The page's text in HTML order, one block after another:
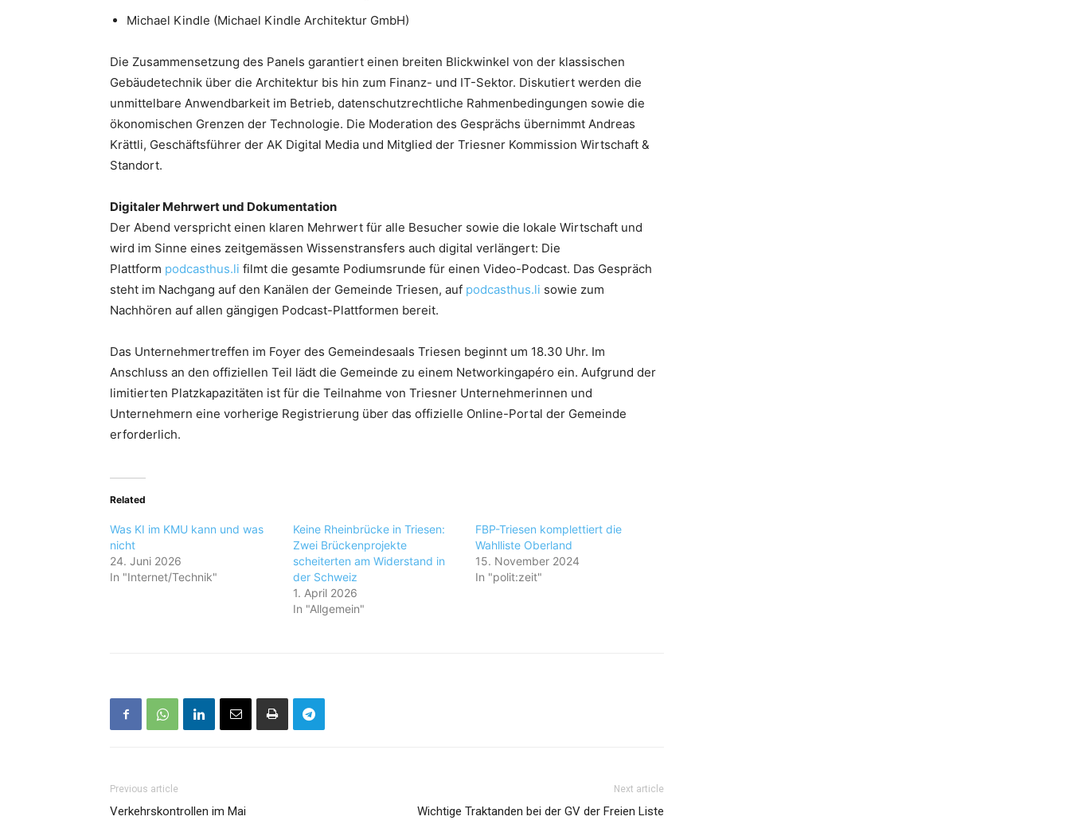
Michael Kindle (Michael Kindle Architektur GmbH)
Die Zusammensetzung des Panels garantiert einen breiten Blickwinkel von der klassischen
Gebäudetechnik über die Architektur bis hin zum Finanz- und IT-Sektor. Diskutiert werden die
unmittelbare Anwendbarkeit im Betrieb, datenschutzrechtliche Rahmenbedingungen sowie die
ökonomischen Grenzen der Technologie. Die Moderation des Gesprächs übernimmt Andreas
Krättli, Geschäftsführer der AK Digital Media und Mitglied der Triesner Kommission Wirtschaft &
Standort.
Digitaler Mehrwert und Dokumentation
Der Abend verspricht einen klaren Mehrwert für alle Besucher sowie die lokale Wirtschaft und
wird im Sinne eines zeitgemässen Wissenstransfers auch digital verlängert: Die
Plattform podcasthus.li filmt die gesamte Podiumsrunde für einen Video-Podcast. Das Gespräch
steht im Nachgang auf den Kanälen der Gemeinde Triesen, auf podcasthus.li sowie zum
Nachhören auf allen gängigen Podcast-Plattformen bereit.
Das Unternehmertreffen im Foyer des Gemeindesaals Triesen beginnt um 18.30 Uhr. Im
Anschluss an den offiziellen Teil lädt die Gemeinde zu einem Networkingapéro ein. Aufgrund der
limitierten Platzkapazitäten ist für die Teilnahme von Triesner Unternehmerinnen und
Unternehmern eine vorherige Registrierung über das offizielle Online-Portal der Gemeinde
erforderlich.
Related
Was KI im KMU kann und was
nicht
24. Juni 2026
In "Internet/Technik"
Keine Rheinbrücke in Triesen:
Zwei Brückenprojekte
scheiterten am Widerstand in
der Schweiz
1. April 2026
In "Allgemein"
FBP-Triesen komplettiert die
Wahlliste Oberland
15. November 2024
In "polit:zeit"
Previous article
Verkehrskontrollen im Mai
Next article
Wichtige Traktanden bei der GV der Freien Liste